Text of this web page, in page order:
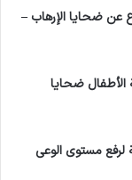
عن ضحايا الإرهاب –
الأطفال ضحايا
لرفع مستوى الوعي